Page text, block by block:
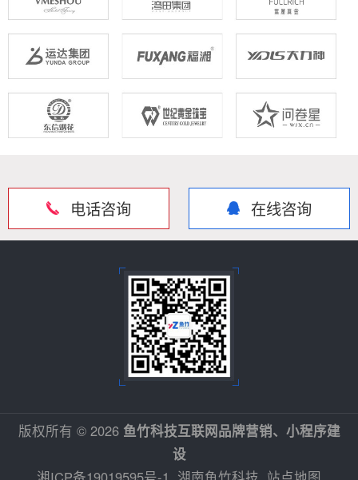
电话咨询 在线咨询
版权所有 © 2026 鱼竹科技互联网品牌营销、小程序建
设